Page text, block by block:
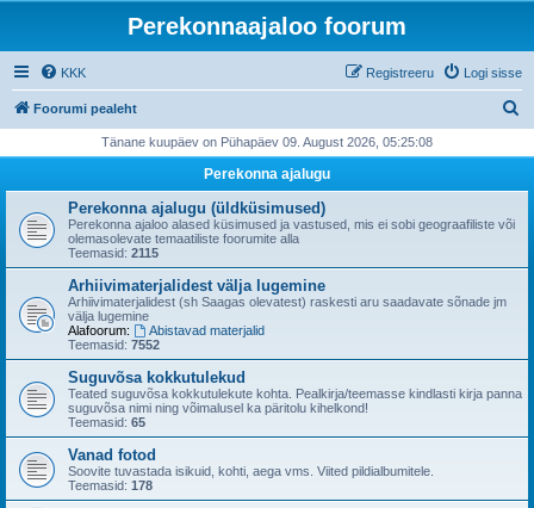
Perekonnaajaloo foorum
KKK Logi sisse
Registreeru
Foorumi pealeht
i
Tänane kuupäev on Pühapäev 09. August 2026, 05:25:08
Perekonna ajalugu
Perekonna ajalugu (üldküsimused)
Perekonna ajaloo alased küsimused ja vastused, mis ei sobi geograafiliste või
olemasolevate temaatiliste foorumite alla
Teemasid: 2115
Arhiivimaterjalidest välja lugemine
Arhiivimaterjalidest (sh Saagas olevatest) raskesti aru saadavate sõnade jm
välja lugemine
Alafoorum:
Abistavad materjalid
Teemasid: 7552
Suguvõsa kokkutulekud
Teated suguvõsa kokkutulekute kohta. Pealkirja/teemasse kindlasti kirja panna
suguvõsa nimi ning võimalusel ka päritolu kihelkond!
Teemasid: 65
Vanad fotod
Soovite tuvastada isikuid, kohti, aega vms. Viited pildialbumitele.
Teemasid: 178